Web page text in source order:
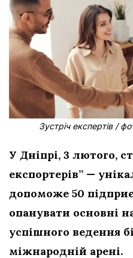
Зустріч експертів /
У Дніпрі, 3 лютого,
експортерів” —
допоможе 50
опанувати основні
успішного ведення
міжнародній арені.